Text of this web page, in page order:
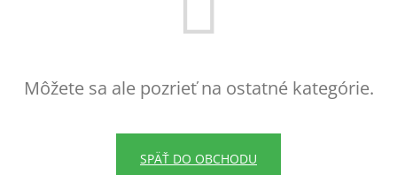
Môžete sa ale pozrieť na ostatné kategórie.
SPÄŤ DO OBCHODU
?